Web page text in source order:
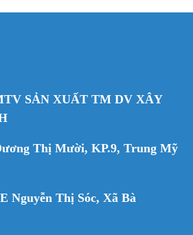
SẢN XUẤT TM DV XÂY
Thị Mười, KP.9, Trung Mỹ
Nguyễn Thị Sóc, Xã Bà